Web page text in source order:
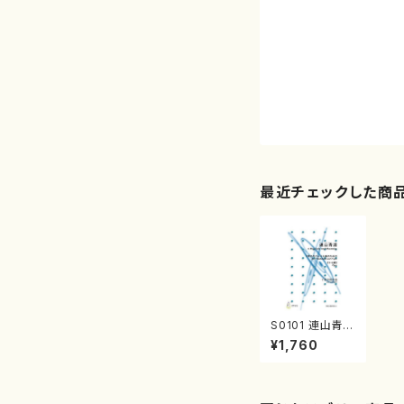
最近チェックした商
S0101 連山青湖
（十七絃，尺八3/
千秋次郎/楽譜）
¥1,760